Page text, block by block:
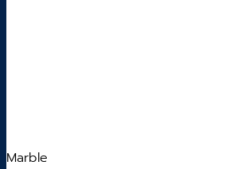
Marble